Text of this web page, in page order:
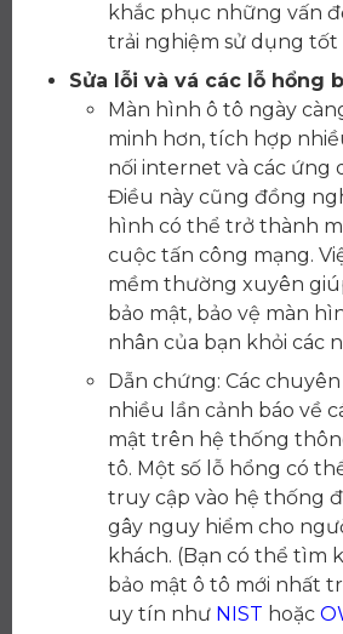
khắc phục những vấn
trải nghiệm sử dụng tốt
Sửa lỗi và vá các lỗ hổng
Màn hình ô tô ngày
minh hơn, tích hợp
nối internet và các ứng
Điều này cũng đồng
hình có thể trở thành
cuộc tấn công mạng.
mềm thường xuyên
bảo mật, bảo vệ màn
nhân của bạn khỏi các
Dẫn chứng: Các
nhiều lần cảnh báo về
mật trên hệ thống
tô. Một số lỗ hổng có
truy cập vào hệ thống
gây nguy hiểm cho
khách. (Bạn có thể tìm
bảo mật ô tô mới nhất
uy tín như NIST hoặc